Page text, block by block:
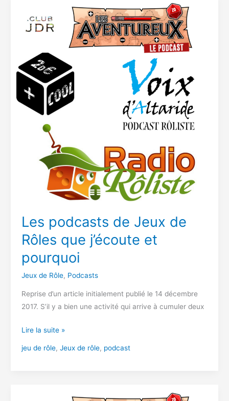
Les podcasts de Jeux de
Rôles que j’écoute et
pourquoi
Jeux de Rôle, Podcasts
Reprise d’un article initialement publié le 14 décembre
2017. S’il y a bien une activité qui arrive à cumuler deux
Les
de
Lire la suite »
jeu de rôle, Jeux de rôle, podcast